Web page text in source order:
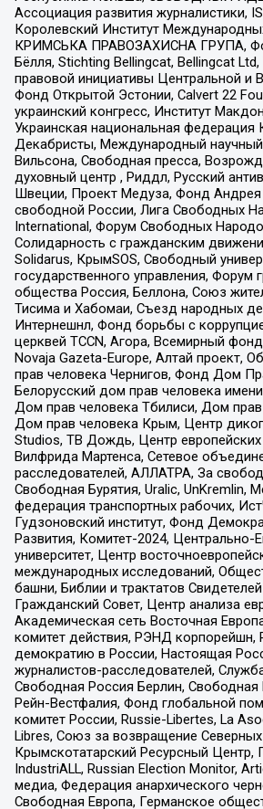
Ассоциация развития журналистики,
Королевский Институт
КРИМСЬКА ПРАВОЗАХИСНА ГРУПА,
Бёлля, Stichting Bellingcat, Bellingcat
правовой инициативы Центральной и
Фонд Открытой Эстонии, Calvert 22
украинский конгресс, Институт
Украинская национальная федерация
Декабристы, Международный
Вильсона, Свободная пресса,
духовный центр , Риддл, Русский
Швеции, Проект Медуза, Фонд Андрея
свободной России, Лига Свободных
International, Форум Свободных
Солидарность с гражданским
Solidarus, КрымSOS, Свободный
государственного управления, Форум
общества Россия, Беллона, Союз
Тисима и Хабомаи, Съезд народных
Интернешнл, Фонд борьбы с
церквей TCCN, Агора, Всемирный
Novaja Gazeta-Europe, Алтай проект,
прав человека Чернигов, Фонд Дом
Белорусский дом прав человека
Дом прав человека Тбилиси, Дом прав
Дом прав человека Крым, Центр
Studios, ТВ Дождь, Центр
Вилфрида Мартенса, Сетевое
расследователей, АЛЛАТРА, За
Свободная Бурятия, Uralic, UnKremlin,
федерация транспортных рабочих,
Гудзоновский институт, Фонд
Развития, Комитет-2024, Центрально-
университет, Центр
международных исследований,
башни, Библии и трактатов
Гражданский Совет, Центр анализа
Академическая сеть Восточная
комитет действия, РЭНД корпорейшн,
демократию в России, Настоящая
журналистов-расследователей,
Свободная Россия Берлин,
Рейн-Вестфалия, Фонд глобальной
комитет России, Russie-Libertes, La
Libres, Союз за возвращение Северных
Крымскотатарский Ресурсный Центр,
IndustriALL, Russian Election Monitor,
медиа, Федерация анархического
Свободная Европа, Германское